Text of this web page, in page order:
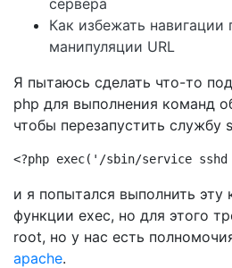
сервера
Как избежать
манипуляции URL
Я пытаюсь сделать что-то
php для выполнения команд
чтобы перезапустить службу
<?php exec('/sbin/service
и я попытался выполнить
функции exec, но для этого
root, но у нас есть
apache.